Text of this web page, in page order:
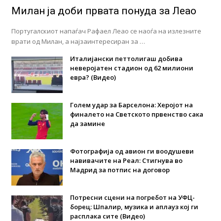
Милан ја доби првата понуда за Леао
Португалскиот напаѓач Рафаел Леао се наоѓа на излезните
врати од Милан, а најзаинтересиран за …
Италијански петтолигаш добива
неверојатен стадион од 62 милиони
евра? (Видео)
Голем удар за Барселона: Херојот на
финалето на Светското првенство сака
да замине
Фотографија од авион ги воодушеви
навивачите на Реал: Стигнува во
Мадрид за потпис на договор
Потресни сцени на погребот на УФЦ-
борец: Шпалир, музика и аплауз кој ги
расплака сите (Видео)